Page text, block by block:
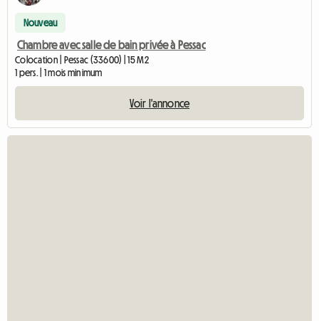
Nouveau
Chambre avec salle de bain privée à Pessac
Colocation | Pessac (33600) | 15 M2
1 pers. | 1 mois minimum
Voir l'annonce